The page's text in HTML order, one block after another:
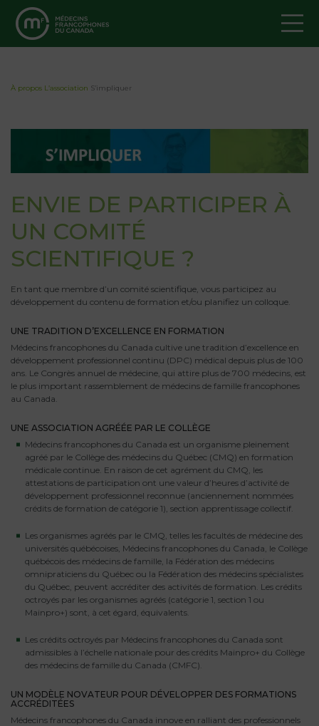
À propos L’association S’impliquer
ENVIE DE PARTICIPER À
UN COMITÉ
SCIENTIFIQUE ?
En tant que membre d’un comité scientifique, vous participez au
développement du contenu de formation et/ou planifiez un colloque.
UNE TRADITION D’EXCELLENCE EN FORMATION
Médecins francophones du Canada cultive une tradition d’excellence en
développement professionnel continu (DPC) médical depuis plus de 100
ans. Le Congrès annuel de médecine, qui attire plus de 700 médecins, est
le plus important rassemblement de médecins de famille francophones
au Canada.
UNE ASSOCIATION AGRÉÉE PAR LE COLLÈGE
Médecins francophones du Canada est un organisme pleinement
agréé par le Collège des médecins du Québec (CMQ) en formation
médicale continue. En raison de cet agrément du CMQ, les
attestations de participation ont une valeur d’heures d’activité de
développement professionnel reconnue (anciennement nommées
crédits de formation de catégorie 1), section apprentissage collectif.
Les organismes agréés par le CMQ, telles les facultés de médecine des
universités québécoises, Médecins francophones du Canada, le Collège
québécois des médecins de famille, la Fédération des médecins
omnipraticiens du Québec ou la Fédération des médecins spécialistes
du Québec, peuvent accréditer des activités de formation. Les crédits
octroyés par les organismes agréés (catégorie 1, section 1 ou
Mainpro+) sont, à cet égard, équivalents.
Les crédits octroyés par Médecins francophones du Canada sont
admissibles à l’échelle nationale pour des crédits Mainpro+ du Collège
des médecins de famille du Canada (CMFC).
UN MODÈLE NOVATEUR POUR DÉVELOPPER DES FORMATIONS
ACCRÉDITÉES
Médecins francophones du Canada innove en ralliant des professionnels